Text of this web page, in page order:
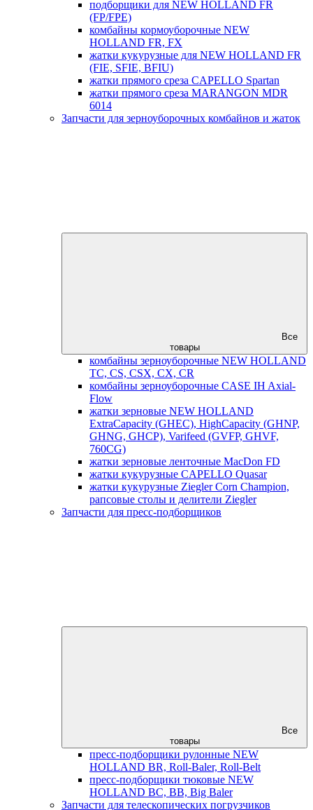
подборщики для NEW HOLLAND FR
(FP/FPE)
комбайны кормоуборочные NEW
HOLLAND FR, FX
жатки кукурузные для NEW HOLLAND FR
(FIE, SFIE, BFIU)
жатки прямого среза CAPELLO Spartan
жатки прямого среза MARANGON MDR
6014
Запчасти для зерноуборочных комбайнов и жаток
Все
товары
комбайны зерноуборочные NEW HOLLAND
TC, CS, CSX, CX, CR
комбайны зерноуборочные CASE IH Axial-
Flow
жатки зерновые NEW HOLLAND
ExtraCapacity (GHEC), HighCapacity (GHNP,
GHNG, GHCP), Varifeed (GVFP, GHVF,
760CG)
жатки зерновые ленточные MacDon FD
жатки кукурузные CAPELLO Quasar
жатки кукурузные Ziegler Corn Champion,
рапсовые столы и делители Ziegler
Запчасти для пресс-подборщиков
Все
товары
пресс-подборщики рулонные NEW
HOLLAND BR, Roll-Baler, Roll-Belt
пресс-подборщики тюковые NEW
HOLLAND BC, BB, Big Baler
Запчасти для телескопических погрузчиков